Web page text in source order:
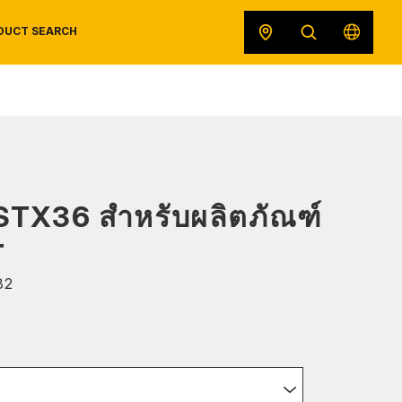
ORIGINAL EQUIPMENT
SAFETY DATA SHEETS
SEARCH
สำหรับผลิตภัณฑ์